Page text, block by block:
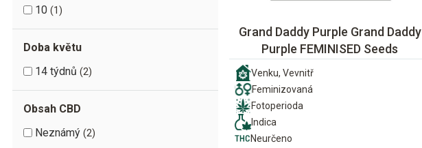
10 1
Doba květu
14 týdnů 2
Obsah CBD
Neznámý 2
Grand Daddy Purple Grand Daddy
Purple FEMINISED Seeds
Venku, Vevnitř
Feminizovaná
Fotoperioda
Indica
Neurčeno